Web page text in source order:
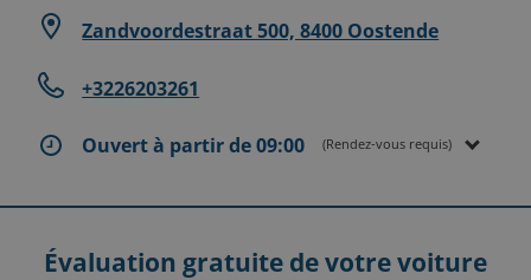
Zandvoordestraat 500, 8400 Oostende
+3226203261
Ouvert à partir de 09:00 (Rendez-vous requis)
Évaluation gratuite de votre voiture